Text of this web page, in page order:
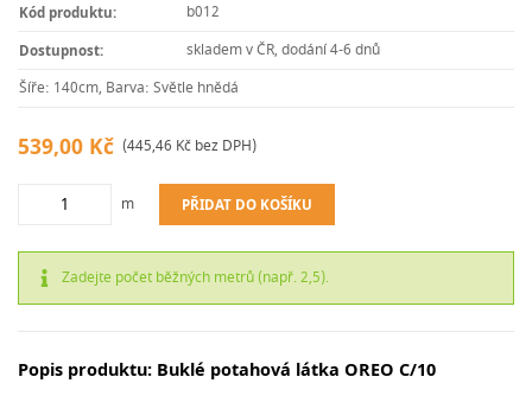
Kód produktu: b012
Dostupnost:
skladem v ČR, dodání 4-6 dnů
Šíře: 140cm, Barva: Světle hnědá
539,00 Kč (445,46 Kč bez DPH)
m PŘIDAT DO KOŠÍKU
Zadejte počet běžných metrů (např. 2,5).
Popis produktu: Buklé potahová látka OREO C/10